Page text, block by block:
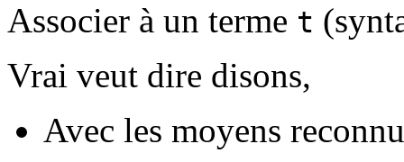
Associer à un terme t
Vrai veut dire disons,
Avec les moyens